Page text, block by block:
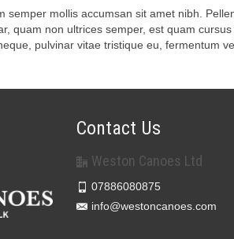
semper mollis accumsan sit amet nibh.
quam non ultrices semper, est quam
pulvinar vitae tristique eu, fermentum
Contact Us
Weston Canoes Ltd
07886080875
info@westoncanoes.com